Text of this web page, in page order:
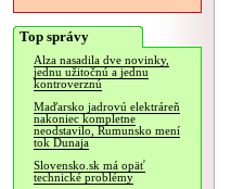
Top správy
Alza nasadila dve novinky,
jednu užitočnú a jednu
kontroverznú
Maďarsko jadrovú elektráreň
nakoniec kompletne
neodstavilo, Rumunsko mení
tok Dunaja
Slovensko.sk má opäť
technické problémy